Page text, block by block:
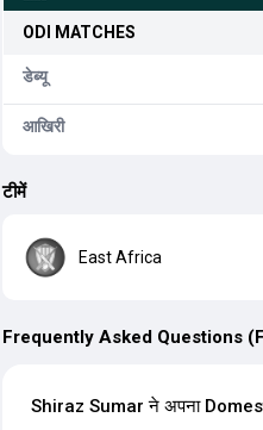
ODI MATCHES
डेब्यू
आखिरी
टीमें
East Africa
Frequently Asked Questions
Shiraz Sumar ने अपना